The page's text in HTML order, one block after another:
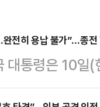
전히 용납 불가”…종전
대통령은 10일
용의 답변을